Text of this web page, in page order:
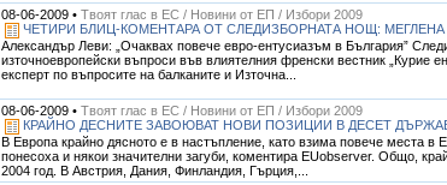
08-06-2009 • Твоят глас в ЕС / Новини от ЕП / Избори 2009
ЧЕТИРИ БЛИЦ-КОМЕНТАРА ОТ СЛЕДИЗБОРНАТА НОЩ:
Александър Леви: „Очаквах повече евро-ентусиазъм в България”
източноевропейски въпроси във влиятелния френски вестник „Курие
експерт по въпросите на балканите и Източна...
08-06-2009 • Твоят глас в ЕС / Новини от ЕП / Избори 2009
КРАЙНО ДЕСНИТЕ ЗАВОЮВАТ НОВИ ПОЗИЦИИ В ДЕСЕТ
В Европа крайно дясното е в настъпление, като взима повече места
понесоха и някои значителни загуби, коментира EUobserver. Общо,
2004 год. В Австрия, Дания, Финландия, Гърция,...